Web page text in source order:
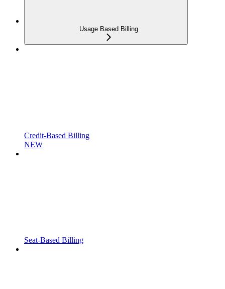
Usage Based Billing
Credit-Based Billing
NEW
Seat-Based Billing